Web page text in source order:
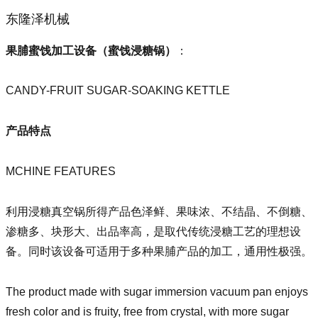
东隆泽机械
果脯蜜饯加工设备（蜜饯浸糖锅） ：
CANDY-FRUIT SUGAR-SOAKING KETTLE
产品特点
MCHINE FEATURES
利用浸糖真空锅所得产品色泽鲜、果味浓、不结晶、不倒糖、
渗糖多、块形大、出品率高，是取代传统浸糖工艺的理想设
备。同时该设备可适用于多种果脯产品的加工，通用性极强。
The product made with sugar immersion vacuum pan enjoys
fresh color and is fruity, free from crystal, with more sugar